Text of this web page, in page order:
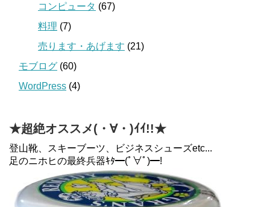
コンピュータ (67)
料理 (7)
売ります・あげます (21)
モブログ (60)
WordPress (4)
★超絶オススメ(・∀・)ｲｲ!!★
登山靴、スキーブーツ、ビジネスシューズetc...
足のニホヒの最終兵器ｷﾀ━(ﾟ∀ﾟ)━!